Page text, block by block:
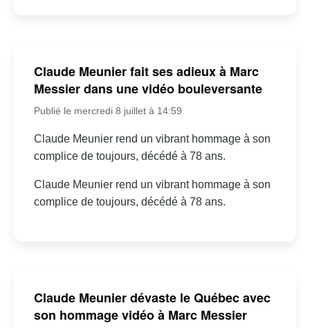
Claude Meunier fait ses adieux à Marc
Messier dans une vidéo bouleversante
Publié le mercredi 8 juillet à 14:59
Claude Meunier rend un vibrant hommage à son
complice de toujours, décédé à 78 ans.
Claude Meunier rend un vibrant hommage à son
complice de toujours, décédé à 78 ans.
Claude Meunier dévaste le Québec avec
son hommage vidéo à Marc Messier